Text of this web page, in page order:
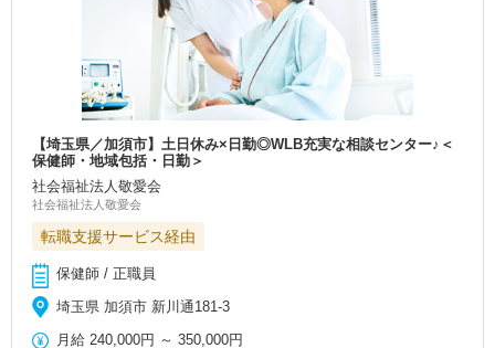
【埼玉県／加須市】土日休み×日勤◎WLB充実な相談センター♪＜
保健師・地域包括・日勤＞
社会福祉法人敬愛会
社会福祉法人敬愛会
転職支援サービス経由
保健師 / 正職員
埼玉県 加須市 新川通181-3
月給 240,000円 ～350,000円